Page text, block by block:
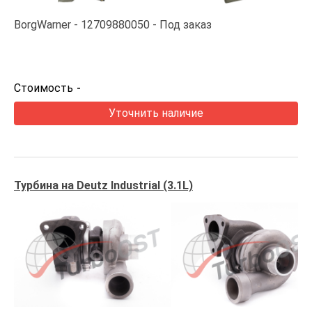
BorgWarner 12709880050 Под заказ
Стоимость -
Уточнить наличие
Турбина на Deutz Industrial (3.1L)